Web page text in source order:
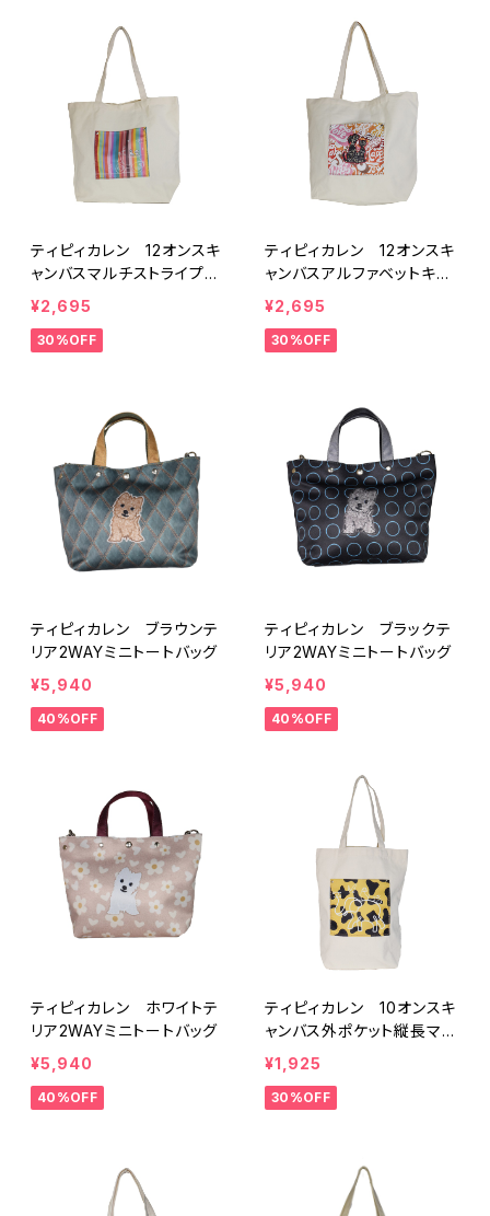
ティピィカレン 12オンスキ
ャンバスマルチストライプ柄
ビッグマイバッグ
¥2,695
30%OFF
ティピィカレン 12オンスキ
ャンバスアルファベットキャ
ラクター柄ビッグマイバッグ
¥2,695
30%OFF
ティピィカレン ブラウンテ
リア2WAYミニトートバッグ
¥5,940
40%OFF
ティピィカレン ブラックテ
リア2WAYミニトートバッグ
¥5,940
40%OFF
ティピィカレン ホワイトテ
リア2WAYミニトートバッグ
¥5,940
40%OFF
ティピィカレン 10オンスキ
ャンバス外ポケット縦長マイ
バッグ
¥1,925
30%OFF